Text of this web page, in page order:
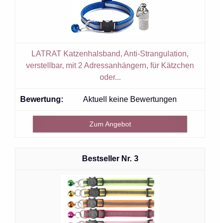
LATRAT Katzenhalsband, Anti-Strangulation,
verstellbar, mit 2 Adressanhängern, für Kätzchen
oder...
Aktuell keine Bewertungen
Zum Angebot
3